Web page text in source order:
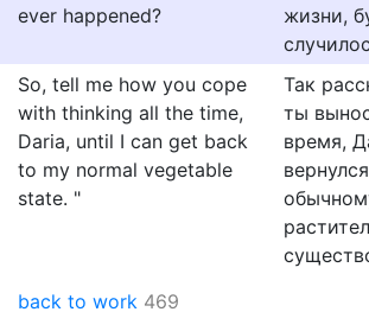
ever happened?
жизни,
So, tell me how you cope
with thinking all the time,
Daria, until I can get back
to my normal vegetable
state. "
Так
ты
время,
back to work 469